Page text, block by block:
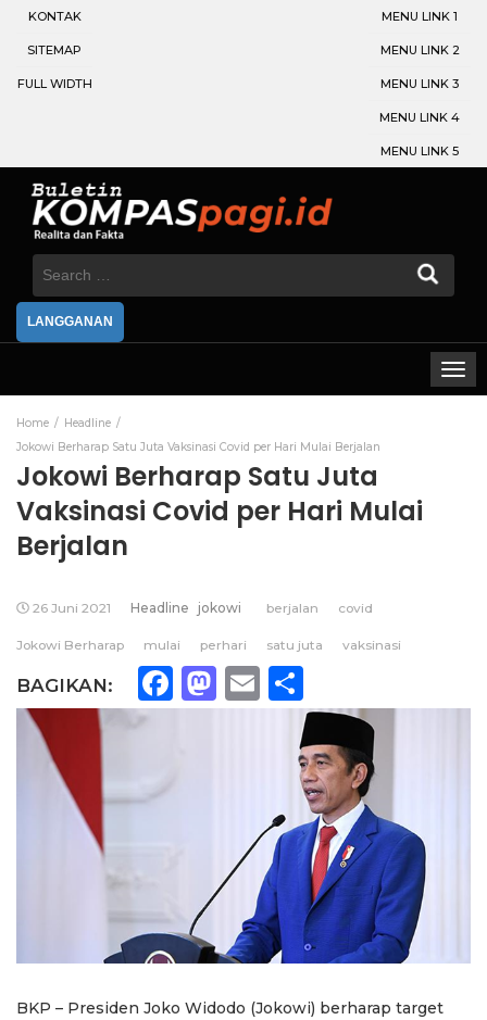
KONTAK
SITEMAP
FULL WIDTH
MENU LINK 1
MENU LINK 2
MENU LINK 3
MENU LINK 4
MENU LINK 5
Search
LANGGANAN
Home
Headline
Jokowi Berharap Satu Juta Vaksinasi Covid per Hari Mulai Berjalan
Jokowi Berharap Satu Juta
Vaksinasi Covid per Hari Mulai
Berjalan
26 Juni 2021 Headline jokowi berjalan covid
Jokowi Berharap mulai perhari satu juta vaksinasi
BAGIKAN: Facebook
Mastodon
Email
BKP – Presiden Joko Widodo (Jokowi) berharap target